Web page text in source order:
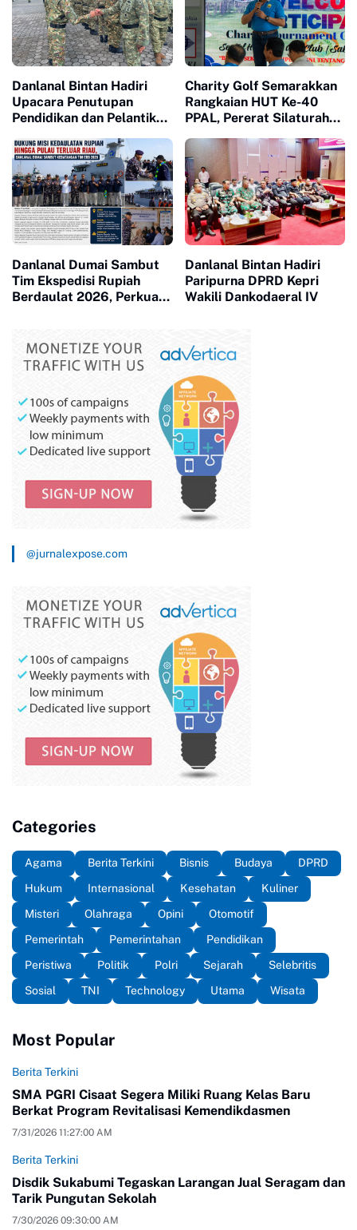
Danlanal Bintan Hadiri
Upacara Penutupan
Pendidikan dan Pelantikan
KNP
Charity Golf Semarakkan
Rangkaian HUT Ke-40
PPAL, Pererat Silaturahmi
Danlanal Dumai Sambut
Tim Ekspedisi Rupiah
Berdaulat 2026, Perkuat
Danlanal Bintan Hadiri
Paripurna DPRD Kepri
Wakili Dankodaeral IV
@jurnalexpose.com
Categories
Agama Berita Terkini Bisnis Budaya
DPRD
Hukum
Internasional Kesehatan
Kuliner
Misteri
Olahraga Opini
Otomotif
Pemerintah
Pemerintahan
Pendidikan
Peristiwa
Politik Polri Sejarah
Selebritis
Sosial
TNI Technology Utama Wisata
Most Popular
Berita Terkini
SMA PGRI Cisaat Segera Miliki Ruang Kelas Baru
Berkat Program Revitalisasi Kemendikdasmen
7/31/2026 11:27:00 AM
Berita Terkini
Disdik Sukabumi Tegaskan Larangan Jual Seragam dan
Tarik Pungutan Sekolah
7/30/2026 09:30:00 AM